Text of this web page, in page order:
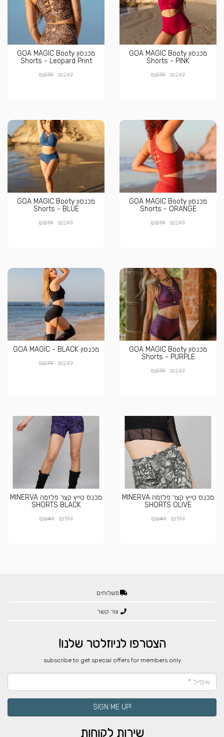
מכנסון GOA MAGIC Booty
Shorts - PINK
₪249
₪279
מכנסון GOA MAGIC Booty
Shorts - Leopard Print
₪249
₪279
מכנסון GOA MAGIC Booty
Shorts - ORANGE
₪249
₪279
מכנסון GOA MAGIC Booty
Shorts - BLUE
₪249
₪279
מכנסון GOA MAGIC Booty
Shorts - PURPLE
₪249
₪279
מכנסון GOA MAGIC - BLACK
₪249
₪279
מכנס טייץ קצר פלזמה MINERVA
SHORTS OLIVE
₪199
₪249
מכנס טייץ קצר פלזמה MINERVA
SHORTS BLACK
₪199
₪249
משלוחים
צור קשר
הצטרפו לניוזלטר שלנו!
​subscribe to get special offers for members only
!SIGN ME UP
שירות לקוחות